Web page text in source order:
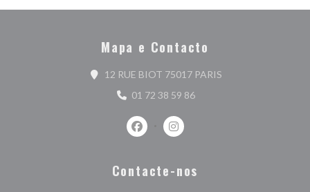
Mapa e Contacto
12 RUE BIOT 75017 PARIS((abre numa nova
01 72 38 59 86
Facebook ((abre numa nova janela))
Instagram ((abre numa nova
Contacte-nos